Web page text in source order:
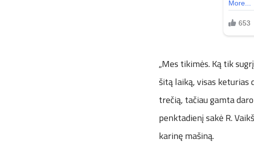
„Mes tikimės. Ką tik
šitą laiką, visas keturias
trečią, tačiau gamta
penktadienį sakė R.
karinę mašiną.